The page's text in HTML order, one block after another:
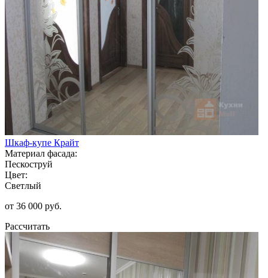
Шкаф-купе Крайт
Материал фасада:
Пескоструй
Цвет:
Светлый
от 36 000 руб.
Рассчитать